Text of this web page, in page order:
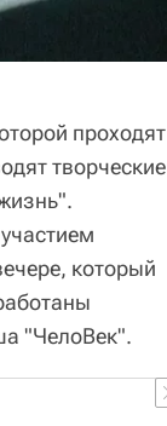
проходят
творческие
который
"ЧелоВек".